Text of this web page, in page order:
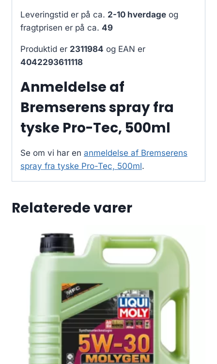
Leveringstid er på ca. 2-10 hverdage og
fragtprisen er på ca. 49
Produktid er 2311984 og EAN er
4042293611118
Anmeldelse af
Bremserens spray fra
tyske Pro-Tec, 500ml
Se om vi har en anmeldelse af Bremserens
spray fra tyske Pro-Tec, 500ml.
Relaterede varer